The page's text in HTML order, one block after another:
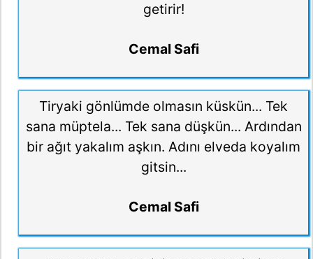
getirir!
Cemal Safi
Tiryaki gönlümde olmasın küskün... Tek
sana müptela... Tek sana düşkün... Ardından
bir ağıt yakalım aşkın. Adını elveda koyalım
gitsin...
Cemal Safi